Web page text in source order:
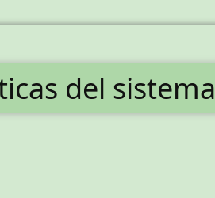
del sistema